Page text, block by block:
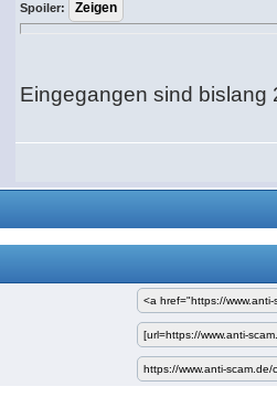
Spoiler:
Eingegangen sind bislang